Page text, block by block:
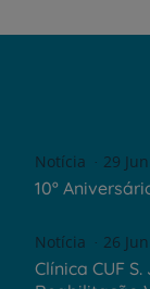
Notícia 29
10º
Notícia 26
Clínica CUF